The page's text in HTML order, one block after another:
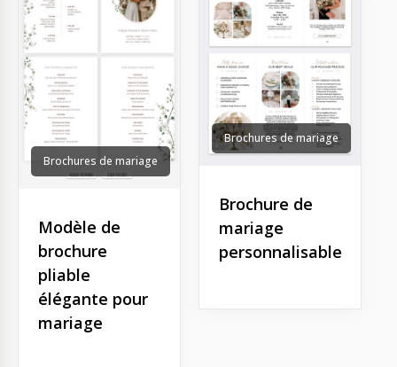
Brochures de mariage
Modèle de
brochure
pliable
élégante pour
mariage
Brochures de mariage
Brochure de
mariage
personnalisable